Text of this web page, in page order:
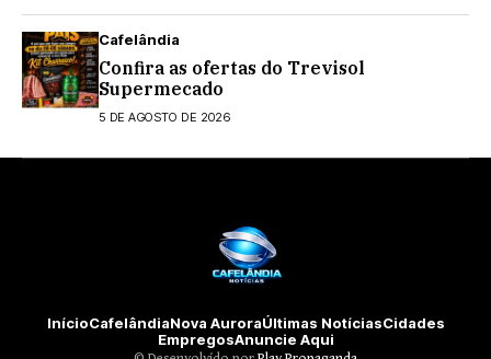
Cafelândia
Confira as ofertas do Trevisol
Supermecado
5 DE AGOSTO DE 2026
InícioCafelândiaNova AuroraÚltimas NotíciasCidades
EmpregosAnuncie Aqui